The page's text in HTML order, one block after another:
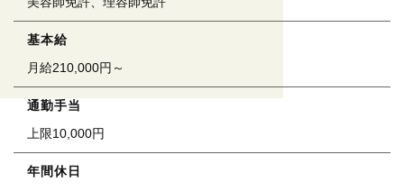
基本給
月給210,000円～
通勤手当
上限10,000円
年間休日